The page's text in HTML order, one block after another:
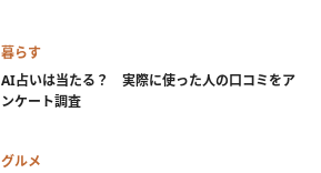
暮らす
AI占いは当たる？ 実際に使った人の口コミをア
ンケート調査
グルメ